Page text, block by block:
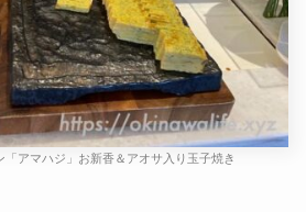
「アマハジ」お新香＆アオサ入り玉子焼き